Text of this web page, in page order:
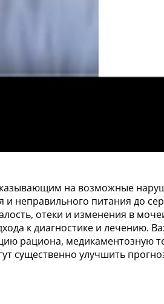
на возможные
неправильного питания до
отеки и изменения в
к диагностике и
рациона, медикаментозную
существенно улучшить